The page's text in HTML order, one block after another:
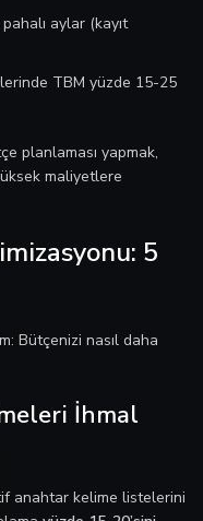
aylar (kayıt
TBM yüzde 15-25
planlaması yapmak,
maliyetlere
5
Bütçenizi nasıl daha
İhmal
anahtar kelime listelerini